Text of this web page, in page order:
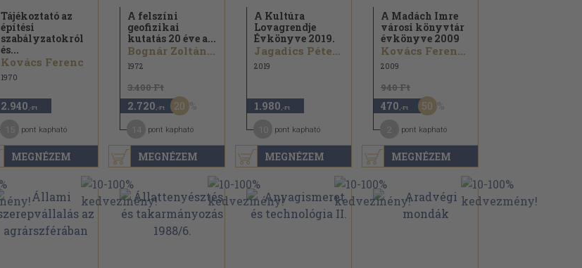
MEGNÉZEM
Tájékoztató az
építési
szabályzatokról
és...
Kovács Ferenc
1970
2.940 ,-Ft
pont kapható
MEGNÉZEM
A felszíni
geofizikai
kutatás 20 éve a...
Bognár Zoltán...
1972
3.400 Ft
2.720 ,-Ft 20
pont kapható
MEGNÉZEM
A Kultúra
Lovagrendje
Évkönyve 2019.
Jagadics Péter...
2019
1.980 ,-Ft
pont kapható
MEGNÉZEM
A Madách Imre
városi könyvtár
évkönyve 2009
Kovács Ferenc...
2009
940 Ft
470 ,-Ft 50
pont kapható